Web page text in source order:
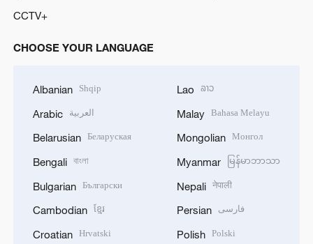
CCTV+
CHOOSE YOUR LANGUAGE
Albanian Shqip
Arabic العربية
Belarusian Беларуская
Bengali বাংলা
Bulgarian Български
Cambodian ខ្មែរ
Croatian Hrvatski
Lao ລາວ
Malay Bahasa Melayu
Mongolian Монгол
Myanmar မြန်မာဘာသာ
Nepali नेपाली
Persian فارسی
Polish Polski